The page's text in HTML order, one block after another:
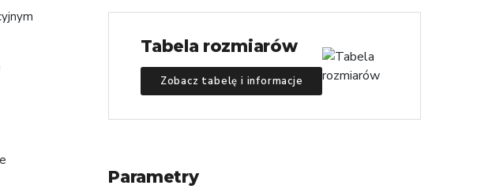
Tabela rozmiarów
Zobacz tabelę i informacje
Parametry